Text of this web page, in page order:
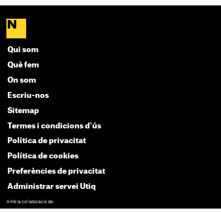
Qui som
Què fem
On som
Escriu-nos
Sitemap
Termes i condicions d'ús
Política de privacitat
Política de cookies
Preferències de privacitat
Administrar servei Utiq
Amb la col·laboració de: